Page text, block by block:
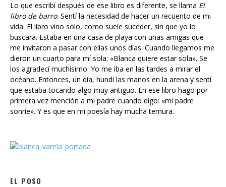
Lo que escribí después de ese libro es diferente, se llama El
libro de barro. Sentí la necesidad de hacer un recuento de mi
vida. El libro vino solo, como suele suceder, sin que yo lo
buscara. Estaba en una casa de playa con unas amigas que
me invitaron a pasar con ellas unos días. Cuando llegamos me
dieron un cuarto para mí sola: «Blanca quiere estar sola». Se
los agradecí muchísimo. Yo me iba en las tardes a mirar el
océano. Entonces, un día, hundí las manos en la arena y sentí
que estaba tocando algo muy antiguo. En ese libro hago por
primera vez mención a mi padre cuando digo: «mi padre
sonríe». Y es que en mi poesía hay mucha ternura.
EL POSO